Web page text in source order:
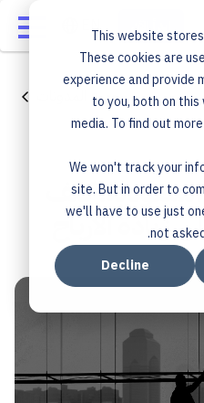
This website
These cookies are
experience and provide
to you, both on
media. To find out
We won't track your
site. But in order to
we'll have to use just
not
Decline
ابدأ الآن
جميع المدونات
كيف
الأرباح